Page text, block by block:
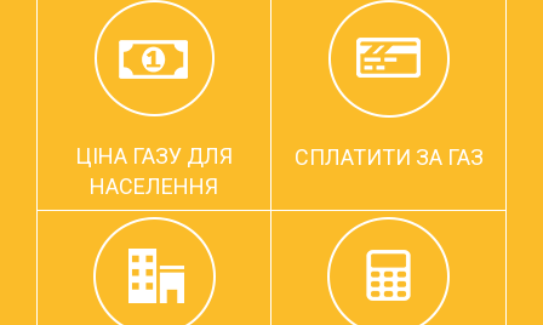
ЦІНА ГАЗУ ДЛЯ
НАСЕЛЕННЯ
СПЛАТИТИ ЗА ГАЗ